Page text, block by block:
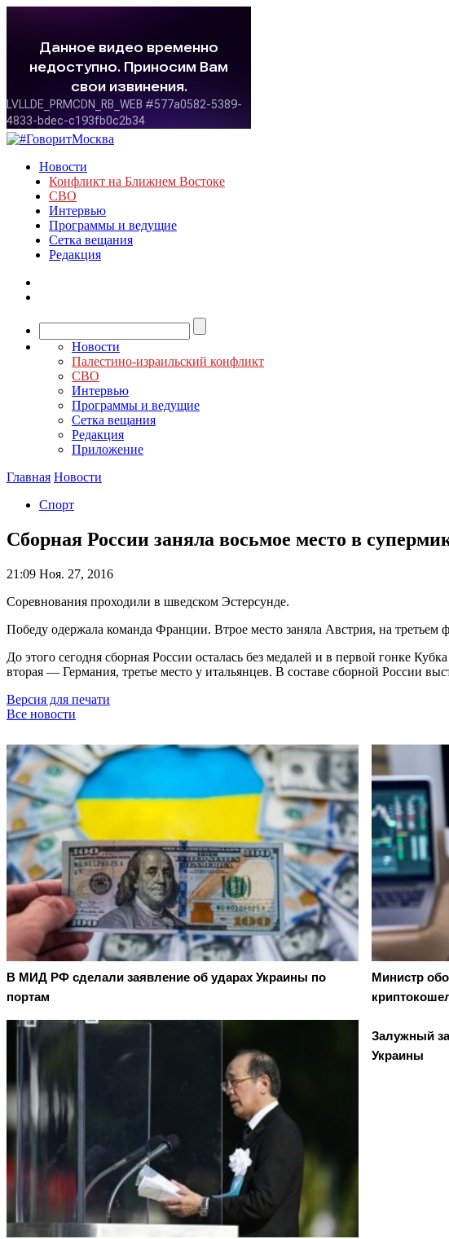
Новости
Конфликт на Ближнем Востоке
СВО
Интервью
Программы и ведущие
Сетка вещания
Редакция
Новости
Палестино-израильский конфликт
СВО
Интервью
Программы и ведущие
Сетка вещания
Редакция
Приложение
Главная Новости
Спорт
Сборная России заняла восьмое место в
21:09 Ноя. 27, 2016
Соревнования проходили в шведском Эстерсунде.
Победу одержала команда Франции. Втрое место заняла Австрия, на
До этого сегодня сборная России осталась без медалей и в первой гонке
вторая — Германия, третье место у итальянцев. В составе сборной
Версия для печати
Все новости
В МИД РФ сделали заявление об ударах Украины по
портам
Министр
Залужный
Украины